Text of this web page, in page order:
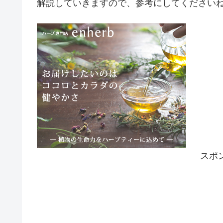
解説していきますので、参考にしてください
スポ